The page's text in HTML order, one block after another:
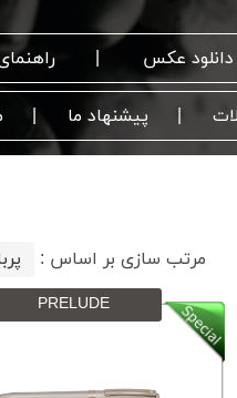
دانلود عکس
پیشنهاد ما
مرتب سازی بر اساس :
PRELUDE